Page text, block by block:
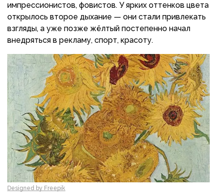
импрессионистов, фовистов. У ярких оттенков цвета
открылось второе дыхание — они стали привлекать
взгляды, а уже позже жёлтый постепенно начал
внедряться в рекламу, спорт, красоту.
Designed by Freepik